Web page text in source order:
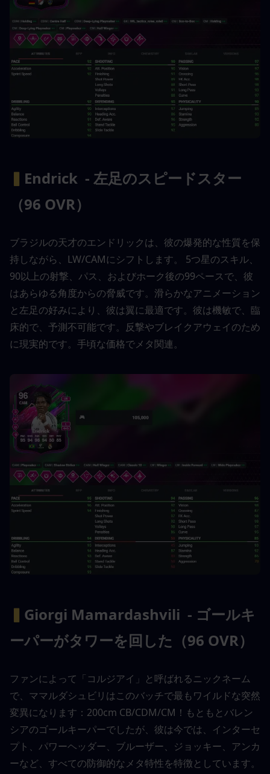
▍ Endrick  - 左足のスピードスター
（96 OVR）
ブラジルの天才のエンドリックは、彼の爆発的な性質を保
持しながら、LW/CAMにシフトします。 5つ星のスキル、
90以上の射撃、パス、およびホーク後の99ペースで、彼
はあらゆる角度からの脅威です。滑らかなアニメーション
と左足の好みにより、彼は翼に最適です。彼は機敏で、臨
床的で、予測不可能です。反撃やブレイクアウェイのため
に現実的です。手頃な価格でメタ関連。
▍ Giorgi Mamardashvili  - ゴールキ
ーパーがタワーを回した（96 OVR）
ファンによって「コルジアイ」と呼ばれるニックネーム
で、ママルダシュビリはこのバッチで最もワイルドな突然
変異になります：200cm CB/CDM/CM！もともとバレン
シアのゴールキーパーでしたが、彼は今では、インターセ
プト、パワーヘッダー、ブルーザー、ジョッキー、アンカ
ーなど、すべての防御的なメタ特性を特徴としています。